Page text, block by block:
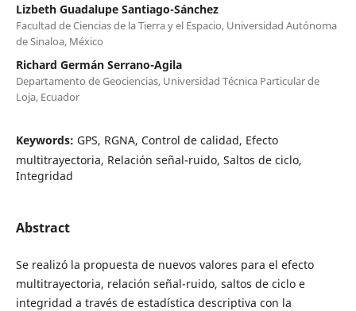
Lizbeth Guadalupe Santiago-Sánchez
Facultad de Ciencias de la Tierra y el Espacio, Universidad Autónoma
de Sinaloa, México
Richard Germán Serrano-Agila
Departamento de Geociencias, Universidad Técnica Particular de
Loja, Ecuador
Keywords: GPS, RGNA, Control de calidad, Efecto
multitrayectoria, Relación señal-ruido, Saltos de ciclo,
Integridad
Abstract
Se realizó la propuesta de nuevos valores para el efecto
multitrayectoria, relación señal-ruido, saltos de ciclo e
integridad a través de estadística descriptiva con la